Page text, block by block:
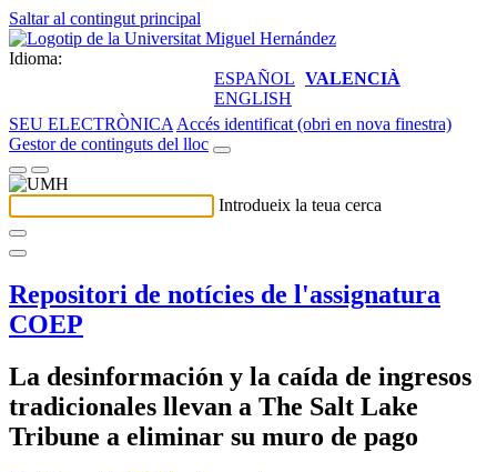
Saltar al contingut principal
Idioma:
ESPAÑOL VALENCIÀ
ENGLISH
SEU ELECTRÒNICA Accés identificat (obri en nova finestra)
Gestor de continguts del lloc
Introdueix la teua cerca
Repositori de notícies de l'assignatura
COEP
La desinformación y la caída de ingresos
tradicionales llevan a The Salt Lake
Tribune a eliminar su muro de pago